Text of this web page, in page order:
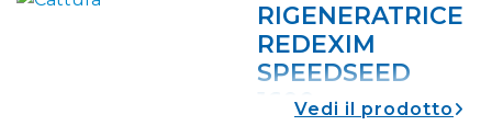
RIGENERATRICE
REDEXIM
SPEEDSEED
1600vedi il prodotto